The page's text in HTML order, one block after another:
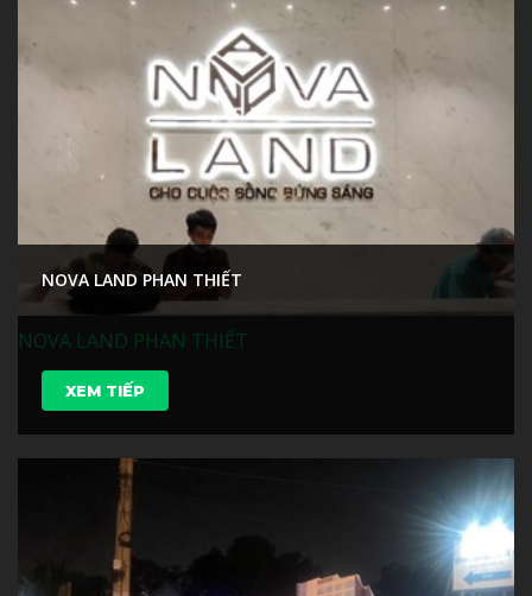
NOVA LAND PHAN THIẾT
XEM TIẾP
NOVA LAND PHAN THIẾT